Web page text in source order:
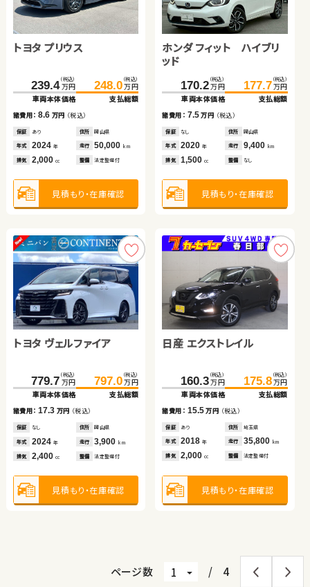
トヨタ プリウス
239.4（税込）
万円
車両本体価格
248.0 （税込）
万円
支払総額
諸費用：8.6 万円 （税込）
保証 あり 住所 岡山県
年式 2024 年 走行 50,000 km
排気 2,000 cc 整備 法定整備付
見積もり・在庫確認
ホンダ フィット ハイブリ
ッド
170.2 （税込）
万円
車両本体価格
177.7 （税込）
万円
支払総額
諸費用： 7.5万円 （税込）
保証 なし 住所 岡山県
年式 2020年 走行 9,400 km
排気 1,500cc 整備 なし
見積もり・在庫確認
トヨタ ヴェルファイア
779.7 （税込）
万円
車両本体価格
797.0 （税込）
万円
支払総額
諸費用：17.3 万円 （税込）
保証 なし 住所 岡山県
年式 2024 年 走行 3,900 km
排気 2,400 cc 整備 法定整備付
見積もり・在庫確認
日産 エクストレイル
160.3 （税込）
万円
車両本体価格
175.8 （税込）
万円
支払総額
諸費用： 15.5万円 （税込）
保証 あり 住所 埼玉県
年式 2018年 走行 35,800 km
排気 2,000cc 整備 法定整備付
見積もり・在庫確認
日産 セレナ
92.1（税込）
万円
車両本体価格
105.9 （税込）
万円
支払総額
諸費用：13.8万円（税込）
保証 あり 住所 岩手県
年式 2012 年 走行 57,200 km
排気 2,000 cc 整備 法定整備付
見積もり・在庫確認
ホンダ Ｎ ＢＯＸ
140.5 （税込）
万円
車両本体価格
148.6 （税込）
万円
支払総額
諸費用： 8.1万円 （税込）
保証 なし 住所 福島県
年式 2023年 走行 8,500 km
排気 660cc 整備 なし
見積もり・在庫確認
スズキ ワゴンＲ スマイル
140.5 （税込）
万円
車両本体価格
148.4 （税込）
万円
支払総額
諸費用：7.9万円（税込）
保証 なし 住所 埼玉県
年式 2021 年 走行 27,000km
排気 660cc 整備 なし
見積もり・在庫確認
トヨタ ノア
157.3 （税込）
万円
車両本体価格
166.0 （税込）
万円
支払総額
諸費用： 8.7万円（税込）
保証 なし 住所 長野県
年式 2015年 走行 79,100 km
排気 2,000cc 整備 法定整備付
見積もり・在庫確認
トヨタ アクア
58.7（税込）
万円
車両本体価格
69.7 （税込）
万円
支払総額
諸費用：11.0万円（税込）
保証 なし 住所 大分県
年式 2012 年 走行 74,000 km
排気 1,500 cc 整備 法定整備付
見積もり・在庫確認
ダイハツ タント
89.6万円
車両本体価格
諸費用：10.3万円 （税込）
保証 あり 住所 岩手県
排気 660 整備 法定整備付
トヨタ アルファード ハイ
ブリッド
733.7万円
車両本体価格
諸費用：16.0万円 （税込）
保証 あり 住所 北海道
排気 2,500cc 整備 法定整備付
スズキ スイフト
108.2万円
車両本体価格
諸費用：11.6万円 （税込）
保証 あり 住所 埼玉県
排気 1,600cc 整備 法定整備付
ページ数 / 4